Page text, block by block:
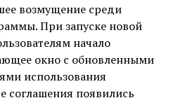
возмущение среди
При запуске новой
начало
окно с обновленными
использования
соглашения появились